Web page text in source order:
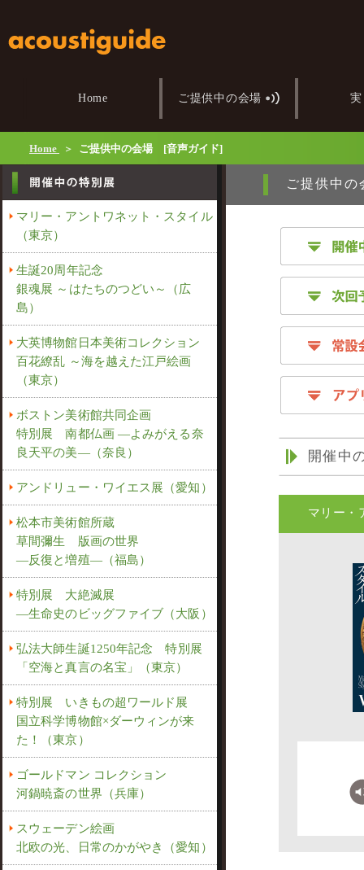
Home ご提供中の会場
Home ご提供中の会場 [音声ガイド]
マリー・アントワネット・スタイル
（東京）
生誕20周年記念
銀魂展 ～はたちのつどい～（広
島）
大英博物館日本美術コレクション
百花繚乱 ～海を越えた江戸絵画
（東京）
ボストン美術館共同企画
特別展 南都仏画 ―よみがえる奈
良天平の美―（奈良）
アンドリュー・ワイエス展（愛知）
松本市美術館所蔵
草間彌生 版画の世界
―反復と増殖―（福島）
特別展 大絶滅展
―生命史のビッグファイブ（大阪）
弘法大師生誕1250年記念 特別展
「空海と真言の名宝」（東京）
特別展 いきもの超ワールド展
国立科学博物館×ダーウィンが来
た！（東京）
ゴールドマン コレクション
河鍋暁斎の世界（兵庫）
スウェーデン絵画
北欧の光、日常のかがやき（愛知）
ご提
開催中
マリー・